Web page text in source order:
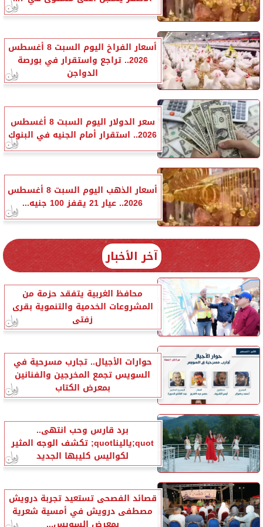
أسعار الفراخ اليوم السبت 8 أغسطس
2026.. تراجع واستقرار في بورصة
الدواجن
سعر الدولار اليوم السبت 8 أغسطس
2026.. استقرار أمام الجنيه في البنوك
أسعار الذهب اليوم السبت 8 أغسطس
2026.. عيار 21 يقفز 100 جنيه...
آخر الأخبار
محافظ الغربية يتفقد حزمة من
المشروعات الخدمية والتنموية بقرى
زفتى
حوارات الأجيال.. تجارب مسرحية في
السويس تجمع المخرجين والفنانين
بمعرض الكتاب
برد قارس وحب انتهى..
quot;ياليناquot; تكشف الوجه المثير
لكواليس كليبها الجديد
قصائد الفصحى تستعيد تجربة درويش
مصطفى درويش في أمسية شعرية